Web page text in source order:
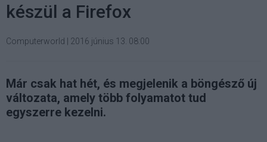
készül a Firefox
Computerworld 2016 június 13. 08:00
Már csak hat hét, és megjelenik a böngésző új
változata, amely több folyamatot tud
egyszerre kezelni.